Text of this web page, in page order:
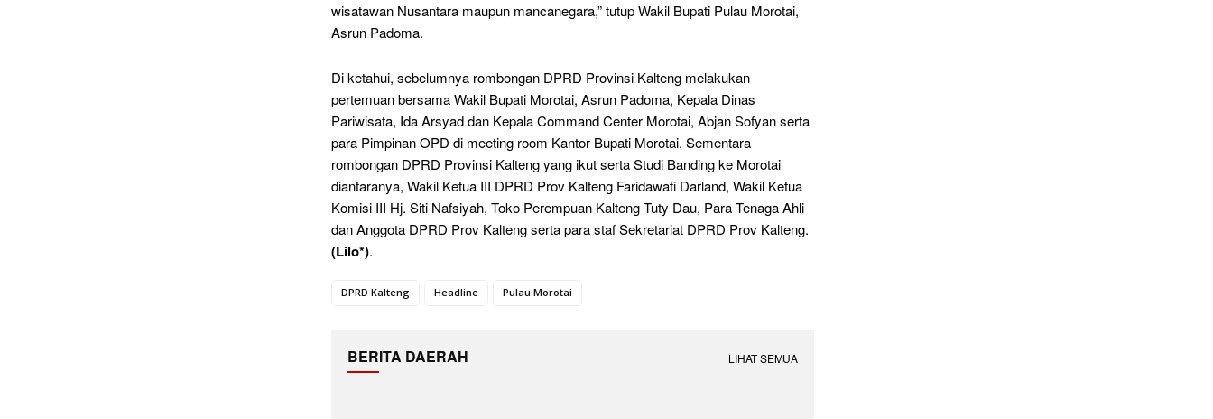
wisatawan Nusantara maupun mancanegara,” tutup Wakil Bupati Pulau Morotai,
Asrun Padoma.
Di ketahui, sebelumnya rombongan DPRD Provinsi Kalteng melakukan
pertemuan bersama Wakil Bupati Morotai, Asrun Padoma, Kepala Dinas
Pariwisata, Ida Arsyad dan Kepala Command Center Morotai, Abjan Sofyan serta
para Pimpinan OPD di meeting room Kantor Bupati Morotai. Sementara
rombongan DPRD Provinsi Kalteng yang ikut serta Studi Banding ke Morotai
diantaranya, Wakil Ketua III DPRD Prov Kalteng Faridawati Darland, Wakil Ketua
Komisi III Hj. Siti Nafsiyah, Toko Perempuan Kalteng Tuty Dau, Para Tenaga Ahli
dan Anggota DPRD Prov Kalteng serta para staf Sekretariat DPRD Prov Kalteng.
(Lilo*).
DPRD Kalteng Headline Pulau Morotai
BERITA DAERAH LIHAT SEMUA